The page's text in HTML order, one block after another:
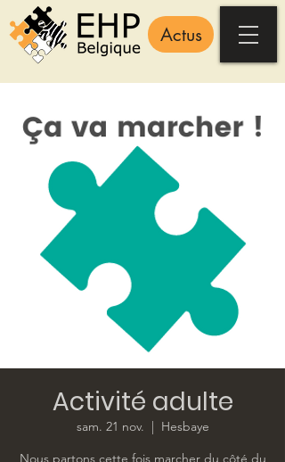
Actus
Activité adulte
sam. 21 nov.
  |
Hesbaye
Nous partons cette fois marcher du côté du